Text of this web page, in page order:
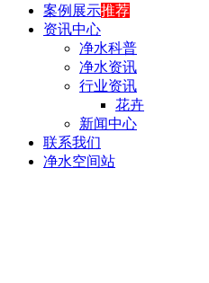
案例展示推荐
资讯中心
净水科普
净水资讯
行业资讯
花卉
新闻中心
联系我们
净水空间站